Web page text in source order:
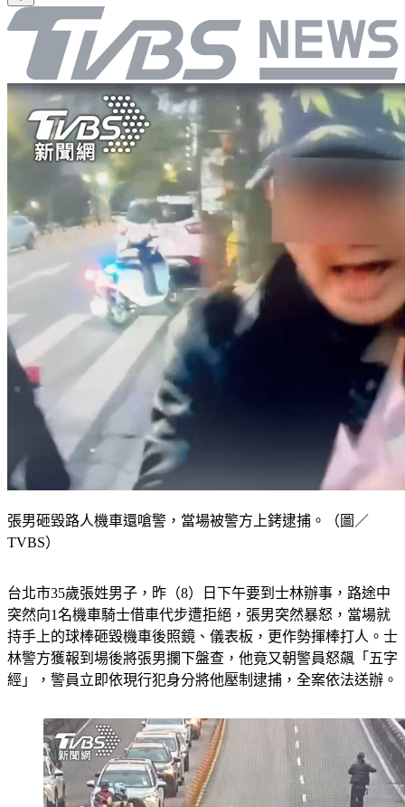
張男砸毀路人機車還嗆警，當場被警方上銬逮捕。（圖／
TVBS）
台北市35歲張姓男子，昨（8）日下午要到士林辦事，路途中
突然向1名機車騎士借車代步遭拒絕，張男突然暴怒，當場就
持手上的球棒砸毀機車後照鏡、儀表板，更作勢揮棒打人。士
林警方獲報到場後將張男攔下盤查，他竟又朝警員怒飆「五字
經」，警員立即依現行犯身分將他壓制逮捕，全案依法送辦。